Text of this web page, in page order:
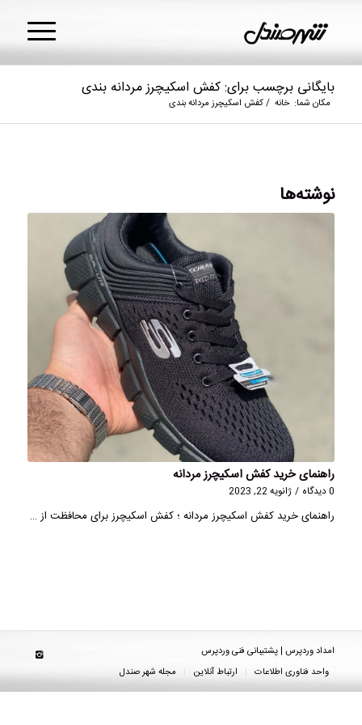
بایگانی برچسب برای: کفش اسکیچرز مردانه بندی
مکان شما: خانه /کفش اسکیچرز مردانه بندی
نوشته‌ها
راهنمای خرید کفش اسکیچرز مردانه
0 دیدگاه / ژانویه 22, 2023
راهنمای خرید کفش اسکیچرز مردانه ؛ کفش اسکیچرز برای محافظت از …
امداد وردپرس | پشتیبانی فنی وردپرس
واحد فناوری اطلاعات
ارتباط آنلاین مجله شهر صندل